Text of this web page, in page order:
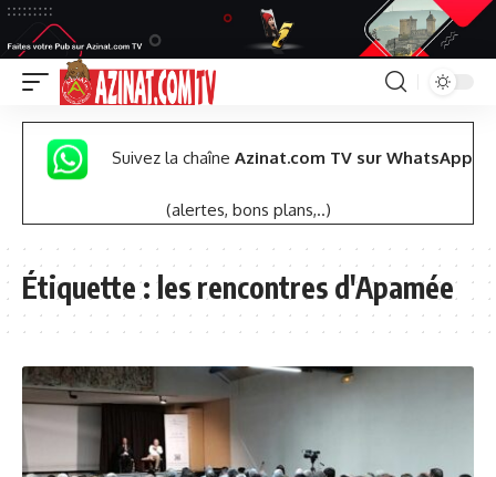
Suivez la chaîne Azinat.com TV sur WhatsApp
(alertes, bons plans,..)
Étiquette :les rencontres d'Apamée